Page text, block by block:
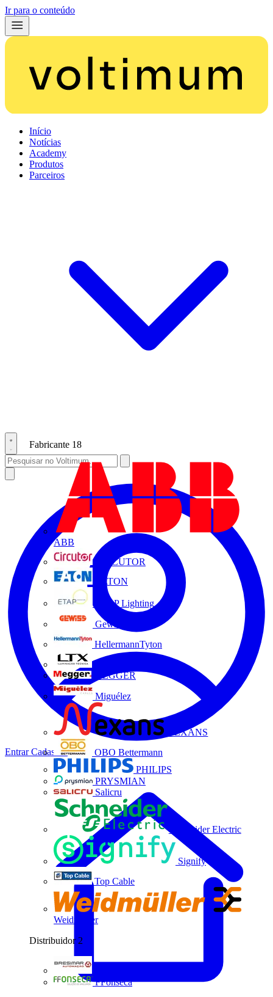
Ir para o conteúdo
Início
Notícias
Academy
Produtos
Parceiros
Fabricante 18
ABB
CIRCUTOR
EATON
ETAP Lighting
Gewiss
HellermannTyton
MEGGER
Miguélez
NEXANS
OBO Bettermann
PHILIPS
PRYSMIAN
Salicru
Schneider Electric
Signify
Top Cable
Weidmüller
Distribuidor 2
FFonseca
EntrarCadastrar